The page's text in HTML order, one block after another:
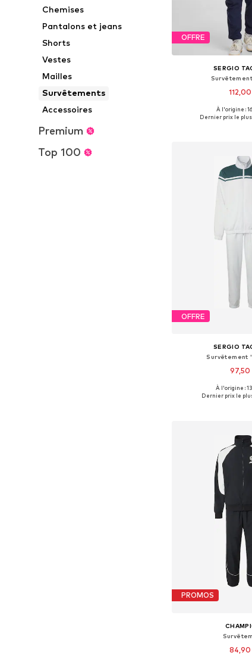
Chemises
Pantalons et jeans
Shorts
Vestes
Mailles
Survêtements
Accessoires
Premium
Top 100
OFFRE
SERGIO
Tailles disponibles:
À l'origine :
Dernier prix le plus
OFFRE
SERGIO
Survêtement
97,50
Tailles
À l'origine :
Dernier prix le
PROMOS